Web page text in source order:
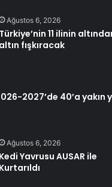
Ağustos 6, 2026
Türkiye’nin 11 ilinin
altın fışkıracak
2027’de 40’a yakın
Ağustos 6, 2026
Kedi Yavrusu AUSAR ile
Kurtarıldı